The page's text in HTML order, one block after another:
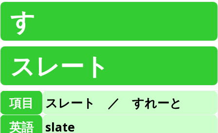
す
スレート
項目
スレート ／ すれーと
英語
slate